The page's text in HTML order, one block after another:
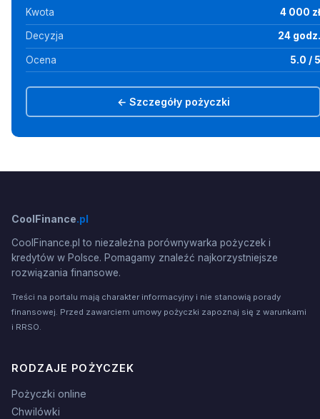
Kwota 4 000 zł
Decyzja 24 godz.
Ocena 5.0 / 5
← Szczegóły pożyczki
CoolFinance.pl
CoolFinance.pl to niezależna porównywarka pożyczek i
kredytów w Polsce. Pomagamy znaleźć najkorzystniejsze
rozwiązania finansowe.
Treści na portalu mają charakter informacyjny i nie stanowią porady
finansowej. Przed zawarciem umowy pożyczki zapoznaj się z warunkami
i RRSO.
RODZAJE POŻYCZEK
Pożyczki online
Chwilówki